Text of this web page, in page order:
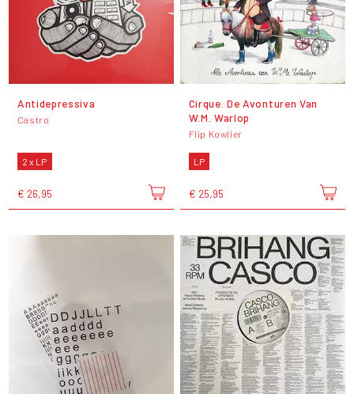
Antidepressiva
Castro
2 x LP
€ 26,95
Cirque. De Avonturen Van
W.M. Warlop
Flip Kowlier
LP
€ 25,95